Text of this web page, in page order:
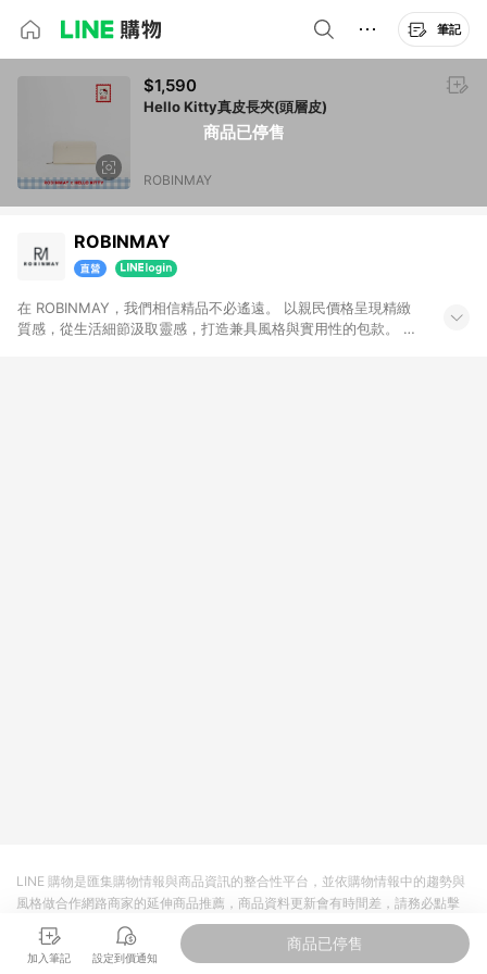
筆記
商品已停售
$1,590
Hello Kitty真皮長夾(頭層皮)
ROBINMAY
ROBINMAY
在 ROBINMAY，我們相信精品不必遙遠。 以親民價格呈現精緻
質感，從生活細節汲取靈感，打造兼具風格與實用性的包款。 願
加入筆記 設定到價通知
商品已停售
LINE 購物是匯集購物情報與商品資訊的整合性平台，並依購物情報中的趨勢與
風格做合作網路商家的延伸商品推薦，商品資料更新會有時間差，請務必點擊
商品至各合作網路商家，確認現售價與購物條件，一切資訊以合作廠商網頁為
準。